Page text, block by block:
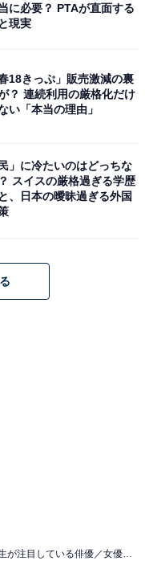
姿や明るいキャラク
に必要？ PTAが直面する
現実
春18きっぷ」販売激減の裏
？ 連続利用の厳格化だけ
い「本当の理由」
民」に冷たいのはどっちな
スイスの厳格過ぎる学歴
、日本の曖昧過ぎる外国